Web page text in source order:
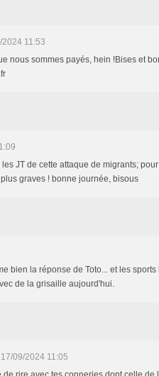
2024 11:53
nous sommes payés, hein !Bises et
JT de cette attaque de migrants;
graves ! bonne journée, bisous
bien la réponse de Toto... et les
de la grisaille aujourd'hui.
17/09/2024 11:05